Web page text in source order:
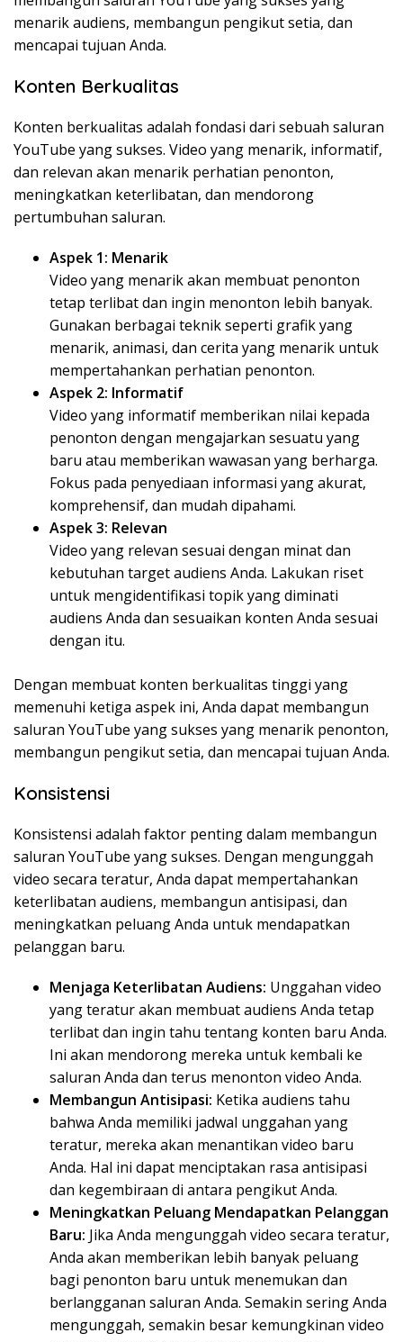
menarik audiens, membangun pengikut setia, dan
mencapai tujuan Anda.
Konten Berkualitas
Konten berkualitas adalah fondasi dari sebuah saluran
YouTube yang sukses. Video yang menarik, informatif,
dan relevan akan menarik perhatian penonton,
meningkatkan keterlibatan, dan mendorong
pertumbuhan saluran.
Aspek 1: Menarik
Video yang menarik akan membuat penonton
tetap terlibat dan ingin menonton lebih banyak.
Gunakan berbagai teknik seperti grafik yang
menarik, animasi, dan cerita yang menarik untuk
mempertahankan perhatian penonton.
Aspek 2: Informatif
Video yang informatif memberikan nilai kepada
penonton dengan mengajarkan sesuatu yang
baru atau memberikan wawasan yang berharga.
Fokus pada penyediaan informasi yang akurat,
komprehensif, dan mudah dipahami.
Aspek 3: Relevan
Video yang relevan sesuai dengan minat dan
kebutuhan target audiens Anda. Lakukan riset
untuk mengidentifikasi topik yang diminati
audiens Anda dan sesuaikan konten Anda sesuai
dengan itu.
Dengan membuat konten berkualitas tinggi yang
memenuhi ketiga aspek ini, Anda dapat membangun
saluran YouTube yang sukses yang menarik penonton,
membangun pengikut setia, dan mencapai tujuan Anda.
Konsistensi
Konsistensi adalah faktor penting dalam membangun
saluran YouTube yang sukses. Dengan mengunggah
video secara teratur, Anda dapat mempertahankan
keterlibatan audiens, membangun antisipasi, dan
meningkatkan peluang Anda untuk mendapatkan
pelanggan baru.
Menjaga Keterlibatan Audiens: Unggahan video
yang teratur akan membuat audiens Anda tetap
terlibat dan ingin tahu tentang konten baru Anda.
Ini akan mendorong mereka untuk kembali ke
saluran Anda dan terus menonton video Anda.
Membangun Antisipasi: Ketika audiens tahu
bahwa Anda memiliki jadwal unggahan yang
teratur, mereka akan menantikan video baru
Anda. Hal ini dapat menciptakan rasa antisipasi
dan kegembiraan di antara pengikut Anda.
Meningkatkan Peluang Mendapatkan Pelanggan
Baru: Jika Anda mengunggah video secara teratur,
Anda akan memberikan lebih banyak peluang
bagi penonton baru untuk menemukan dan
berlangganan saluran Anda. Semakin sering Anda
mengunggah, semakin besar kemungkinan video